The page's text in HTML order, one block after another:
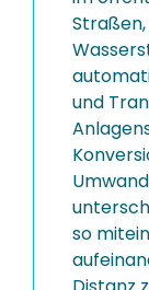
und
so